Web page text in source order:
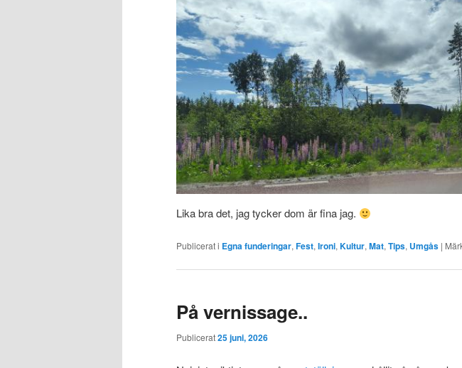
Lika bra det, jag tycker dom är fina jag.
Publicerat i Egna funderingar, Fest, Ironi, Kultur, Mat, Tips, Umgås |
På vernissage..
Publicerat25 juni, 2026